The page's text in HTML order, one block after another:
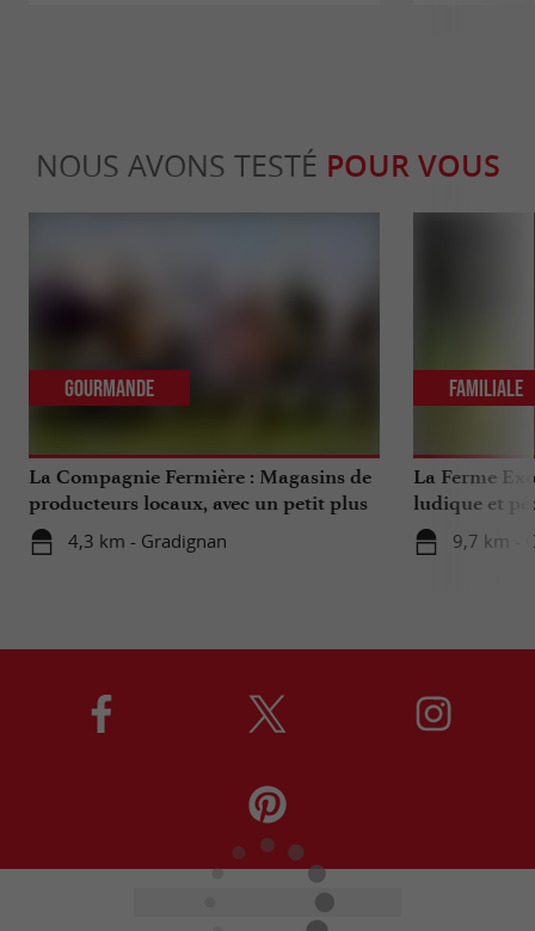
NOUS AVONS TESTÉ POUR VOUS
La Compagnie Fermière : Magasins de
producteurs locaux, avec un petit plus
...
4,3 km - Gradignan
Gourmande
La Ferme
ludique et
Bordeaux
9,7 km -
Familiale